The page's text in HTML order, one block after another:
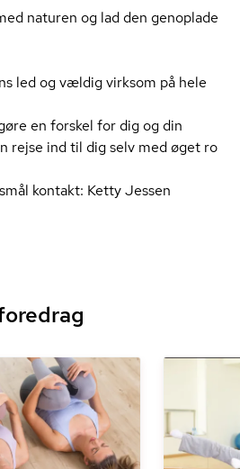
naturen og lad den genoplade
led og vældig virksom på hele
en forskel for dig og din
ind til dig selv med øget ro
kontakt: Ketty Jessen